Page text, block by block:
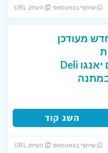
שיתוף בוואטסאפ העתק URL
מעודכן
המשלוחים יאנגו Deli
השג קוד
שיתוף בוואטסאפ העתק URL